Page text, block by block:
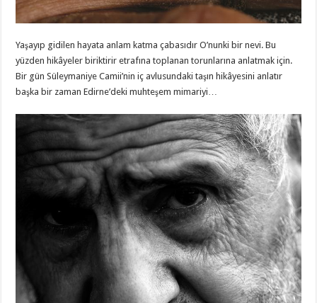
Yaşayıp gidilen hayata anlam katma çabasıdır O’nunki bir nevi. Bu
yüzden hikâyeler biriktirir etrafına toplanan torunlarına anlatmak için.
Bir gün Süleymaniye Camii’nin iç avlusundaki taşın hikâyesini anlatır
başka bir zaman Edirne’deki muhteşem mimariyi…